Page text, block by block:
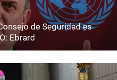
de Seguridad es
Ebrard